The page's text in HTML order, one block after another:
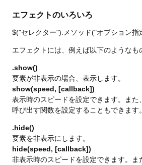
エフェクトのいろいろ
$("セレクター").メソッド("オプション指
エフェクトには、例えば以下のようなも
.show()
要素が非表示の場合、表示します。
show(speed, [callback])
表示時のスピードを設定できます。また
呼び出す関数を設定することもできます。
.hide()
要素を非表示にします。
hide(speed, [callback])
非表示時のスピードを設定できます。ま